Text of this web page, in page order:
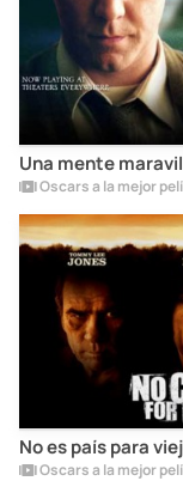
Una mente
Oscars a la mejor
No es país para
Oscars a la mejor